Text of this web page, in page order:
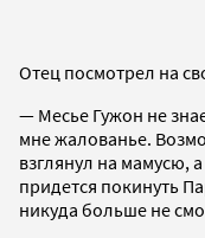
Отец посмотрел на
— Месье Гужон не
мне жалованье.
взглянул на мамусю,
придется покинуть
никуда больше не